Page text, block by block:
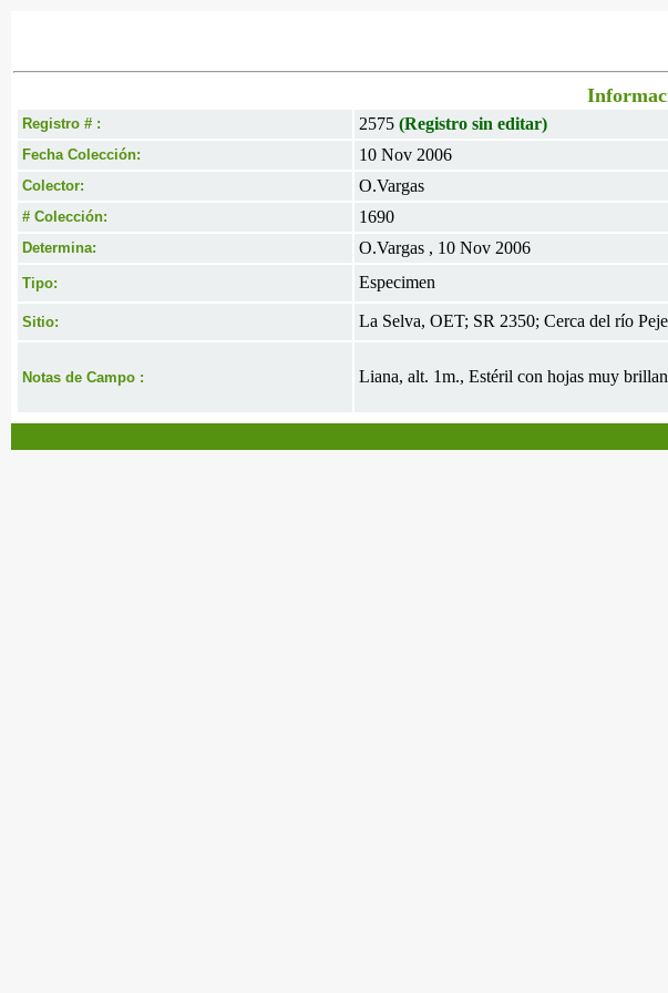
Registro # : 2575 (Registro sin editar)
Fecha Colección: 10 Nov 2006
Colector: O.Vargas
# Colección: 1690
Determina: O.Vargas , 10 Nov 2006
Tipo: Especimen
Sitio: La Selva, OET; SR 2350; Cerca del río
Notas de Campo : Liana, alt. 1m., Estéril con hojas muy